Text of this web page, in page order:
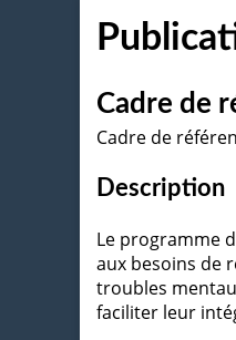
Cadre de
Cadre de
Description
Le programme
aux besoins de
troubles
faciliter leur